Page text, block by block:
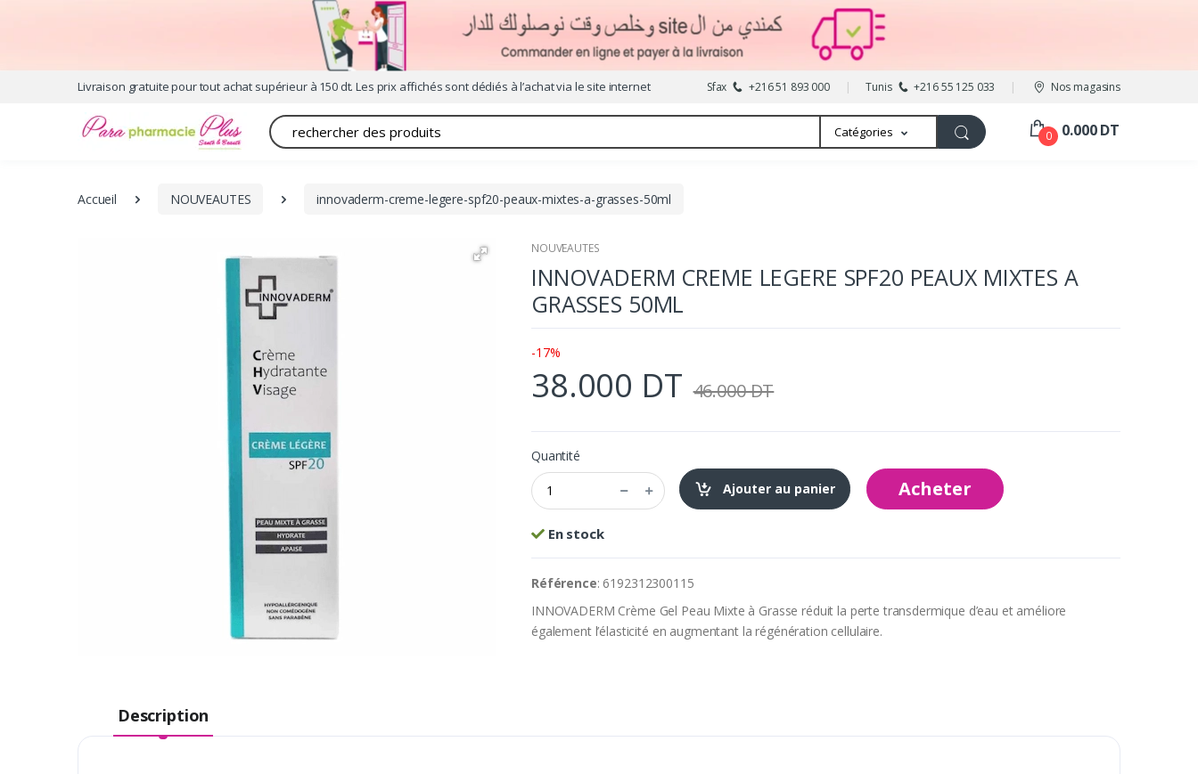
Livraison gratuite pour tout achat supérieur à 150 dt. Les prix affichés sont dédiés à l’achat via le site internet Sfax +216 51 893 000 Tunis +216 55 125 033 Nos magasins
Recherche Catégories 0 0.000 DT
Accueil NOUVEAUTES innovaderm-creme-legere-spf20-peaux-mixtes-a-grasses-50ml
NOUVEAUTES
INNOVADERM CREME LEGERE SPF20 PEAUX MIXTES A
GRASSES 50ML
-17%
38.000 DT 46.000 DT
Quantité
Ajouter au panier
Acheter
En stock
Référence: 6192312300115
INNOVADERM Crème Gel Peau Mixte à Grasse réduit la perte transdermique d’eau et améliore
également l’élasticité en augmentant la régénération cellulaire.
Description